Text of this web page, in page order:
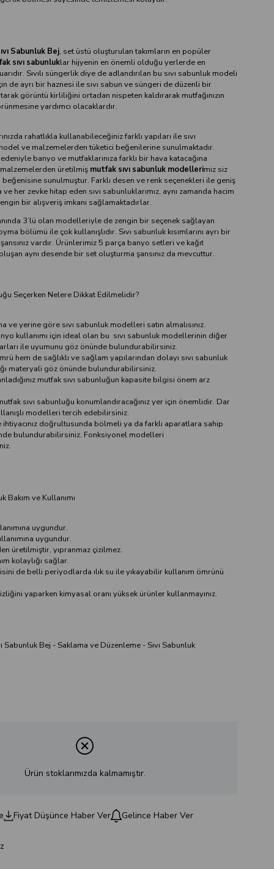
Sabunluk Bej, set üstü oluşturulan takımların en popüler
sıvı sabunluklar hijyenin en önemli olduğu yerlerde en
Sıvılı süngerlik diye de adlandırılan bu sıvı sabunluk modeli
de ayrı bir haznesi ile sıvı sabun ve süngeri de düzenli bir
görüntü kirliliğini ortadan nispeten kaldırarak mutfağınızın
yardımcı olacaklardır.
rahatlıkla kullanabileceğiniz farklı yapıları ile sıvı
ve malzemelerden tüketici beğenilerine sunulmaktadır.
banyo ve mutfaklarınıza farklı bir hava katacağına
malzemelerden üretilmiş mutfak sıvı sabunluk modellerimiz siz
sunulmuştur. Farklı desen ve renk seçenekleri ile geniş
ve her zevke hitap eden sıvı sabunluklarımız, aynı zamanda hacim
bir alışveriş imkanı sağlamaktadırlar.
3’lü olan modelleriyle de zengin bir seçenek sağlayan
bölümü ile çok kullanışlıdır. Sıvı sabunluk kısımlarını ayrı bir
vardır. Ürünlerimiz 5 parça banyo setleri ve kağıt
aynı desende bir set oluşturma şansınız da mevcuttur.
Seçerken Nelere Dikkat Edilmelidir?
ve yerine göre sıvı sabunluk modelleri satın almalısınız.
kullanımı için ideal olan bu sıvı sabunluk modellerinin diğer
ile uyumunu göz önünde bulundurabilirsiniz.
hem de sağlıklı ve sağlam yapılarından dolayı sıvı sabunluk
materyali göz önünde bulundurabilirsiniz.
mutfak sıvı sabunluğun kapasite bilgisi önem arz
sıvı sabunluğu konumlandıracağınız yer için önemlidir. Dar
modelleri tercih edebilirsiniz.
ihtiyacınız doğrultusunda bölmeli ya da farklı aparatlara sahip
bulundurabilirsiniz. Fonksiyonel modelleri
Bakım ve Kullanımı
uygundur.
uygundur.
üretilmiştir, yıpranmaz çizilmez.
kolaylığı sağlar.
de belli periyodlarda ılık su ile yıkayabilir kullanım ömrünü
yaparken kimyasal oranı yüksek ürünler kullanmayınız.
Sabunluk Bej - Saklama ve Düzenleme - Sıvı Sabunluk
Ürün stoklarımızda kalmamıştır.
Fiyat Düşünce Haber Ver Gelince Haber Ver